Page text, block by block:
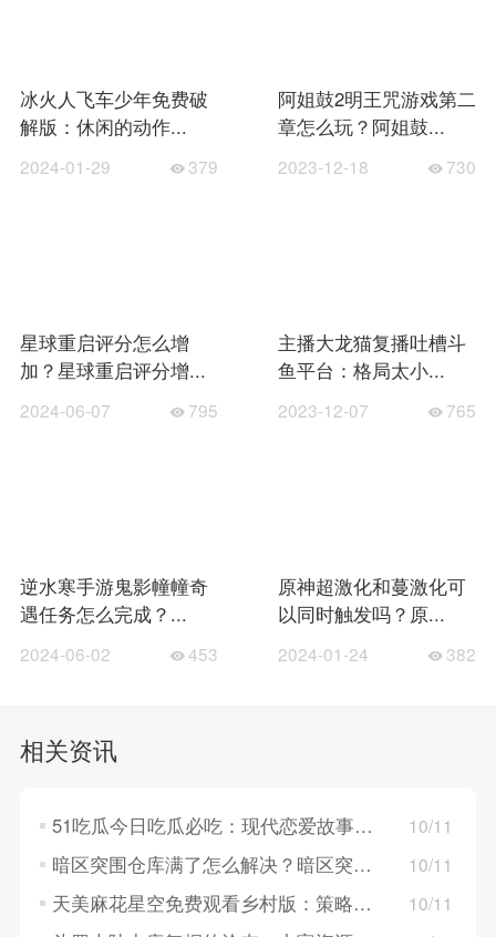
冰火人飞车少年免费破
解版：休闲的动作...
2024-01-29 379
阿姐鼓2明王咒游戏第二
章怎么玩？阿姐鼓...
2023-12-18 730
星球重启评分怎么增
加？星球重启评分增...
2024-06-07 795
主播大龙猫复播吐槽斗
鱼平台：格局太小...
2023-12-07 765
逆水寒手游鬼影幢幢奇
遇任务怎么完成？...
2024-06-02 453
原神超激化和蔓激化可
以同时触发吗？原...
2024-01-24 382
相关资讯
51吃瓜今日吃瓜必吃：现代恋爱故事，探索年轻人的情感世界！ 10/11
暗区突围仓库满了怎么解决？暗区突围仓库满了的解决方法 10/11
天美麻花星空免费观看乡村版：策略卡牌对决，构建梦幻英雄组队！ 10/11